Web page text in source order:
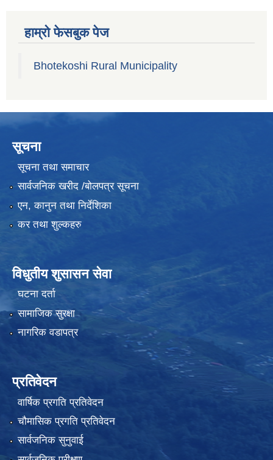
हाम्रो फेसबुक पेज
Bhotekoshi Rural Municipality
सूचना
सूचना तथा समाचार
सार्वजनिक खरीद /बोलपत्र सूचना
एन, कानुन तथा निर्देशिका
कर तथा शुल्कहरु
विधुतीय शुसासन सेवा
घटना दर्ता
सामाजिक सुरक्षा
नागरिक वडापत्र
प्रतिवेदन
वार्षिक प्रगति प्रतिवेदन
चौमासिक प्रगति प्रतिवेदन
सार्वजनिक सुनुवाई